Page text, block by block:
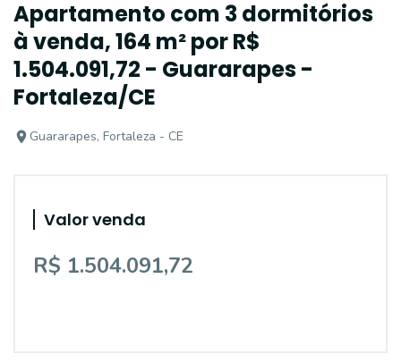
Apartamento com 3 dormitórios
à venda, 164 m² por R$
1.504.091,72 - Guararapes -
Fortaleza/CE
Guararapes, Fortaleza - CE
Valor venda
R$ 1.504.091,72